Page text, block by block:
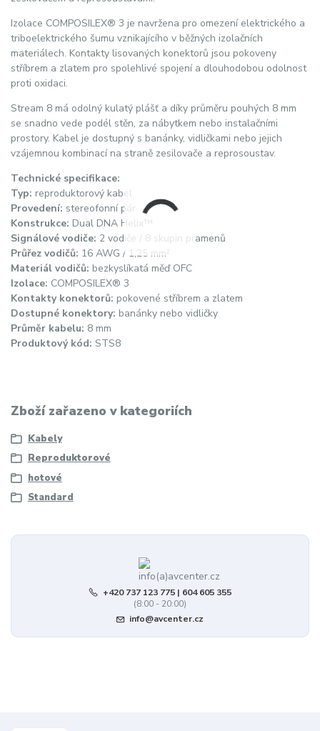
Izolace COMPOSILEX® 3 je navržena pro omezení elektrického a
triboelektrického šumu vznikajícího v běžných izolačních
materiálech. Kontakty lisovaných konektorů jsou pokoveny
stříbrem a zlatem pro spolehlivé spojení a dlouhodobou odolnost
proti oxidaci.
Stream 8 má odolný kulatý plášť a díky průměru pouhých 8 mm
se snadno vede podél stěn, za nábytkem nebo instalačními
prostory. Kabel je dostupný s banánky, vidličkami nebo jejich
vzájemnou kombinací na straně zesilovače a reprosoustav.
Technické specifikace:
Typ: reproduktorový kabel
Provedení: stereofonní pár
Konstrukce: Dual DNA Helix™
Signálové vodiče: 2 vodiče / 8 skupin pramenů
Průřez vodičů: 16 AWG / 1,25 mm²
Materiál vodičů: bezkyslíkatá měď OFC
Izolace: COMPOSILEX® 3
Kontakty konektorů: pokovené stříbrem a zlatem
Dostupné konektory: banánky nebo vidličky
Průměr kabelu: 8 mm
Produktový kód: STS8
Zboží zařazeno v kategoriích
Kabely
Reproduktorové
hotové
Standard
+420 737 123 775 | 604 605 355
(8:00 - 20:00)
info@avcenter.cz